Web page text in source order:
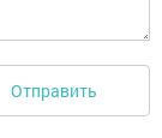
Отправить